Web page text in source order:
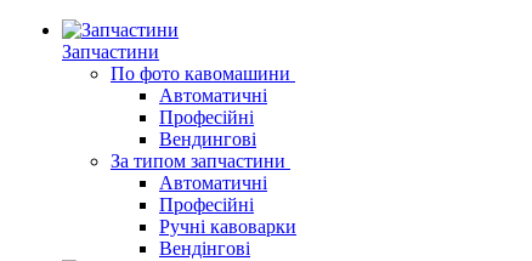
Запчастини
По фото кавомашини
Автоматичні
Професійні
Вендингові
За типом запчастини
Автоматичні
Професійні
Ручні кавоварки
Вендінгові